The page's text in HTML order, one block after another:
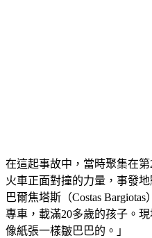
在這起事故中，當時聚集在
火車正面對撞的力量，事發
巴爾焦塔斯（Costas
專車，載滿20多歲的孩子。
像紙張一樣皺巴巴的。」